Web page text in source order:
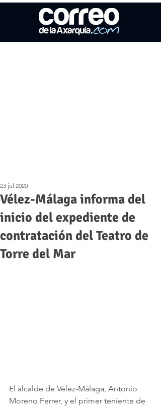
Vélez-Málaga informa del
inicio del expediente de
contratación del Teatro de
Torre del Mar
23 jul 2020
El alcalde de Vélez-Málaga, Antonio
Moreno Ferrer, y el primer teniente de